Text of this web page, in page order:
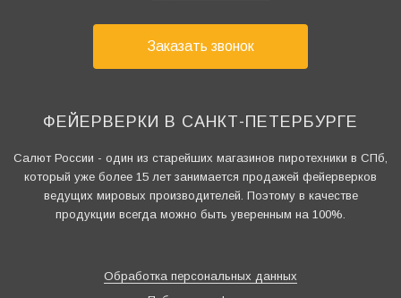
Заказать звонок
ФЕЙЕРВЕРКИ В САНКТ-ПЕТЕРБУРГЕ
Салют России - один из старейших магазинов пиротехники в СПб,
который уже более 15 лет занимается продажей фейерверков
ведущих мировых производителей. Поэтому в качестве
продукции всегда можно быть уверенным на 100%.
Обработка персональных данных